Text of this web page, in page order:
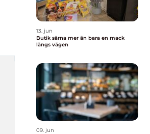
13. jun
Butik särna mer än bara en mack
längs vägen
09. jun